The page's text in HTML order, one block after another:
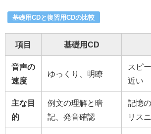
基礎用CDと復習用CDの比較
項目 基礎用CD
音声の
速度
ゆっくり、明瞭
スピ
近い
主な目
的
例文の理解と暗
記、発音確認
記憶
リス